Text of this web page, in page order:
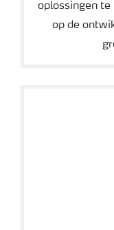
oplossingen te
op de